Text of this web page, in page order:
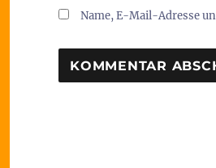
Name, E-Mail-Adresse